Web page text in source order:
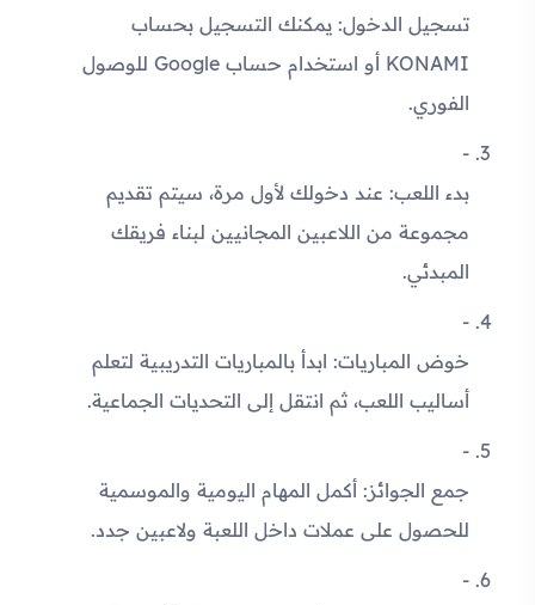
تسجيل الدخول: يمكنك التسجيل بحساب
KONAMI أو استخدام حساب Google للوصول
الفوري.
بدء اللعب: عند دخولك لأول مرة، سيتم تقديم
مجموعة من اللاعبين المجانيين لبناء فريقك
المبدئي.
خوض المباريات: ابدأ بالمباريات التدريبية لتعلم
أساليب اللعب، ثم انتقل إلى التحديات الجماعية.
جمع الجوائز: أكمل المهام اليومية والموسمية
للحصول على عملات داخل اللعبة ولاعبين جدد.